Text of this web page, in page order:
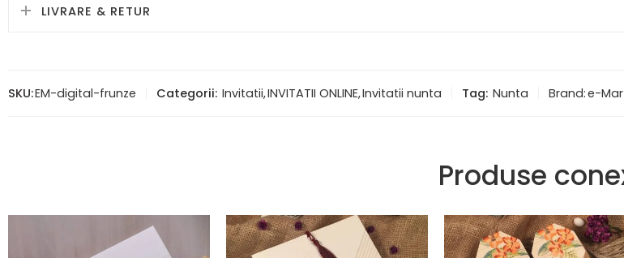
LIVRARE & RETUR
SKU:EM-digital-frunze Categorii: Invitatii,INVITATII ONLINE,Invitatii nunta Tag: Nunta Brand:e-
Produse